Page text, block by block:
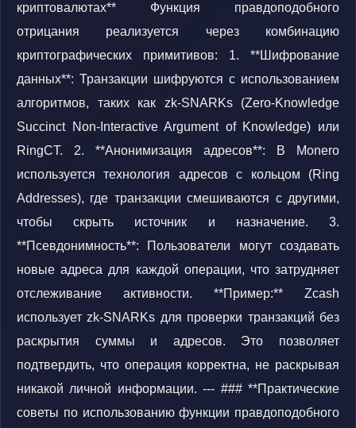
криптовалютах** Функция правдоподобного
отрицания реализуется через комбинацию
криптографических примитивов: 1. **Шифрование
данных**: Транзакции шифруются с использованием
алгоритмов, таких как zk-SNARKs (Zero-Knowledge
Succinct Non-Interactive Argument of Knowledge) или
RingCT. 2. **Анонимизация адресов**: В Monero
используется технология адресов с кольцом (Ring
Addresses), где транзакции смешиваются с другими,
чтобы скрыть источник и назначение. 3.
**Псевдонимность**: Пользователи могут создавать
новые адреса для каждой операции, что затрудняет
отслеживание активности. **Пример:** Zcash
использует zk-SNARKs для проверки транзакций без
раскрытия суммы и адресов. Это позволяет
подтвердить, что операция корректна, не раскрывая
никакой личной информации. --- ### **Практические
советы по использованию функции правдоподобного